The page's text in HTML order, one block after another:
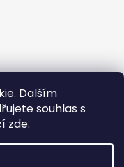
Dalším
souhlas s
zde.